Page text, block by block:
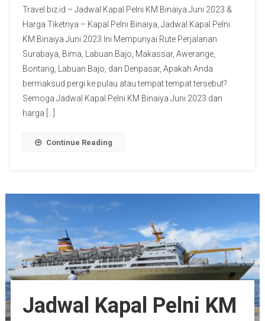
Travel.biz.id – Jadwal Kapal Pelni KM Binaiya Juni 2023 &
Harga Tiketnya – Kapal Pelni Binaiya, Jadwal Kapal Pelni
KM Binaiya Juni 2023 Ini Mempunyai Rute Perjalanan
Surabaya, Bima, Labuan Bajo, Makassar, Awerange,
Bontang, Labuan Bajo, dan Denpasar, Apakah Anda
bermaksud pergi ke pulau atau tempat tempat tersebut?
Semoga Jadwal Kapal Pelni KM Binaiya Juni 2023 dan
harga […]
Continue Reading
Jadwal Kapal Pelni KM